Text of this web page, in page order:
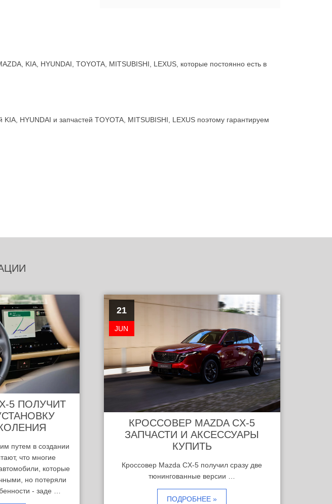
KIA, HYUNDAI, TOYOTA, MITSUBISHI, LEXUS, которые постоянно есть в
HYUNDAI и запчастей TOYOTA, MITSUBISHI, LEXUS поэтому гарантируем
5 ПОЛУЧИТ
путем в создании
что многие
которые
но потеряли
- заде …
21
JUN
КРОССОВЕР MAZDA CX-5
ЗАПЧАСТИ И АКСЕССУАРЫ
КУПИТЬ
Кроссовер Mazda CX-5 получил сразу две
тюнингованные версии …
ПОДРОБНЕЕ »